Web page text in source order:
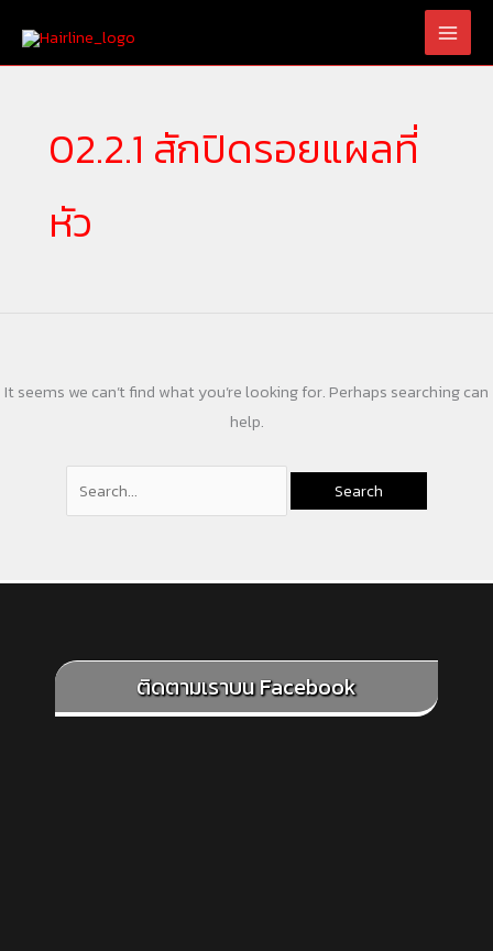
content
02.2.1 สักปิดรอยแผลที่
หัว
It seems we can’t find what you’re looking for. Perhaps searching can
help.
for:
ติดตามเราบน Facebook